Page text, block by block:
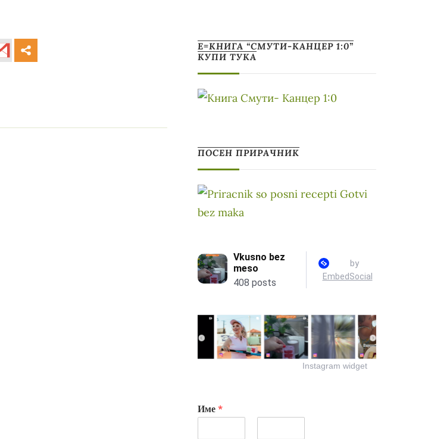
Е=КНИГА “СМУТИ-КАНЦЕР 1:0”
КУПИ ТУКА
ПОСЕН ПРИРАЧНИК
Instagram widget
Име *